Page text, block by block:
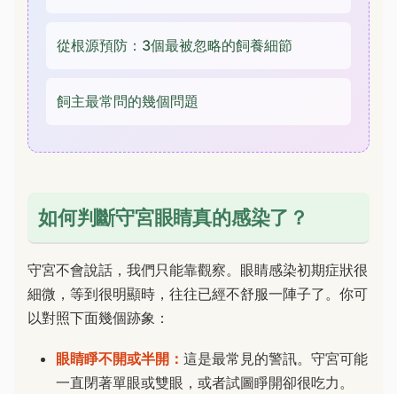
從根源預防：3個最被忽略的飼養細節
飼主最常問的幾個問題
如何判斷守宮眼睛真的感染了？
守宮不會說話，我們只能靠觀察。眼睛感染初期症狀很
細微，等到很明顯時，往往已經不舒服一陣子了。你可
以對照下面幾個跡象：
眼睛睜不開或半開： 這是最常見的警訊。守宮可能
一直閉著單眼或雙眼，或者試圖睜開卻很吃力。